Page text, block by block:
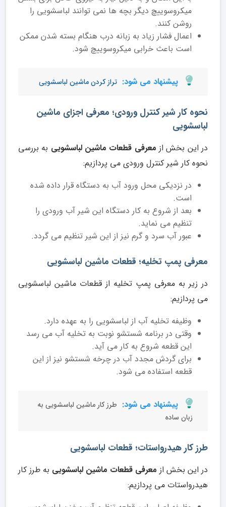
میکروسوییچ دیگر بچه ها نمی توانند لباسشویی را
روشن کنند.
اعمال فشار زیاد به زبانه درب هنگام بسته شدن ممکن
است باعث خرابی میکروسوییچ شود.
پیشنهاد می شود: تراز کردن ماشین لباسشویی
نحوه کار شیر کنترل ورودی؛ معرفی اجزای ماشین
لباسشویی
در این بخش از معرفی قطعات ماشین لباسشویی به بررسی
نحوه کار شیر کنترل ورودی می پردازیم:
در نزدیکی محل ورود آب به دستگاه قرار داده شده
است.
بعد از شروع به کار دستگاه این شیر آب ورودی را
تنظیم می نماید.
عبور آب سرد و گرم نیز از این شیر تنظیم می گردد.
معرفی پمپ تخلیه؛ قطعات ماشین لباسشویی
در زیر به معرفی پمپ تخلیه از قطعات ماشین لباسشویی
می پردازیم:
وظیفه تخلیه آب از لباسشویی را به عهده دارد.
وقتی در برنامه شستشو نوبت به تخلیه آب می رسد
این قطعه شروع به کار می آید.
برای گردش مجدد آب در چرخه شستشو نیز از این
قطعه استفاده می شود.
پیشنهاد می شود: طرز کار ماشین لباسشویی به
زبان ساده
طرز کار هیدرواستات؛ قطعات لباسشویی
در این بخش از معرفی قطعات ماشین لباسشویی به طرز کار
هیدرواستات می پردازیم: